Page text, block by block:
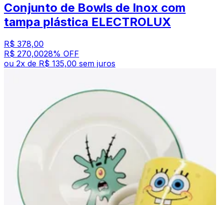
Conjunto de Bowls de Inox com
tampa plástica ELECTROLUX
R$ 378,00
R$ 270,0028% OFF
ou 2x de R$ 135,00 sem juros